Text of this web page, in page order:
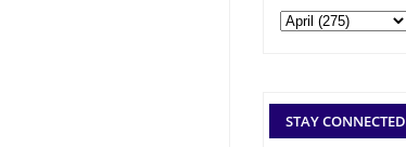
STAY CONNECTED